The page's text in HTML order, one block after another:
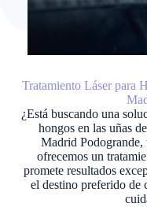
Tratamiento Láser para
¿Está buscando una
hongos en las uñas
Madrid Podogrande,
ofrecemos un
promete resultados
el destino preferido de